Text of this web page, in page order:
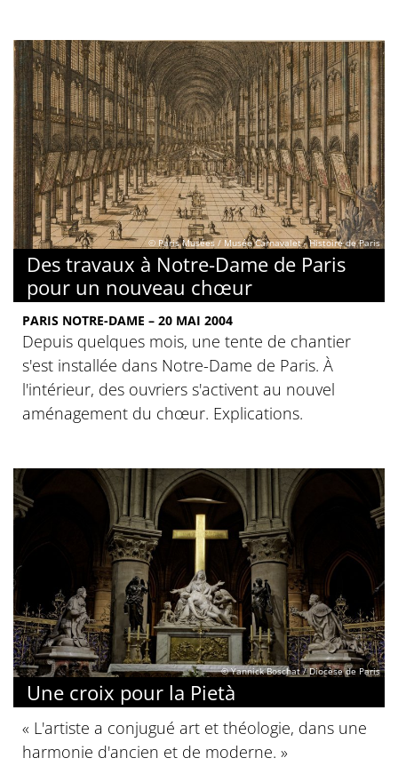
© Paris Musées / Musée Carnavalet - Histoire de Paris
Des travaux à Notre-Dame de Paris
pour un nouveau chœur
PARIS NOTRE-DAME – 20 MAI 2004
Depuis quelques mois, une tente de chantier
s'est installée dans Notre-Dame de Paris. À
l'intérieur, des ouvriers s'activent au nouvel
aménagement du chœur. Explications.
© Yannick Boschat / Diocèse de Paris
Une croix pour la Pietà
« L'artiste a conjugué art et théologie, dans une
harmonie d'ancien et de moderne. »